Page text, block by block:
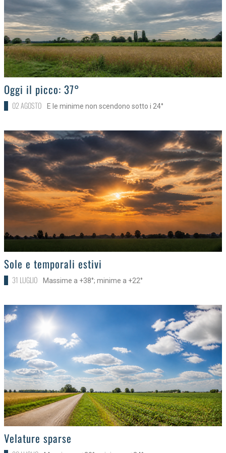
>
Oggi il picco: 37°
02 AGOSTO E le minime non scendono sotto i 24°
>
Sole e temporali estivi
31 LUGLIO Massime a +38°; minime a +22°
>
Velature sparse